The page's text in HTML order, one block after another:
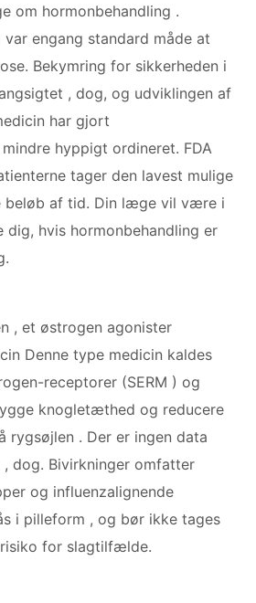
om hormonbehandling .
engang standard måde at
Bekymring for sikkerheden i
, dog, og udviklingen af
har gjort
hyppigt ordineret. FDA
tager den lavest mulige
beløb af tid. Din læge vil være i
hvis hormonbehandling er
, et østrogen agonister
Denne type medicin kaldes
receptorer (SERM ) og
knogletæthed og reducere
rygsøjlen . Der er ingen data
dog. Bivirkninger omfatter
og influenzalignende
i pilleform , og bør ikke tages
for slagtilfælde.